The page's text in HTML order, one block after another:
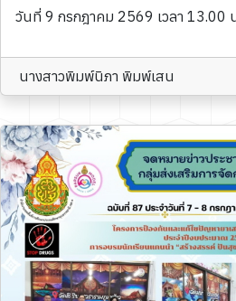
วันที่ 9 กรกฎาคม 2569 เวลา 13.00
นางสาวพิมพ์นิภา พิมพ์เสน